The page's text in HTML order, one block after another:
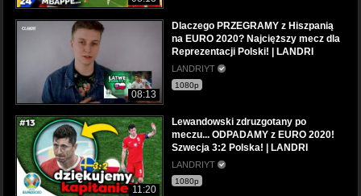
08:13
Dlaczego PRZEGRAMY z Hiszpanią
na EURO 2020? Najcięższy mecz dla
Reprezentacji Polski! | LANDRI
LANDRIYT
1080p
11:20
Lewandowski zdruzgotany po
meczu... ODPADAMY z EURO 2020!
Szwecja 3:2 Polska! | LANDRI
LANDRIYT
1080p